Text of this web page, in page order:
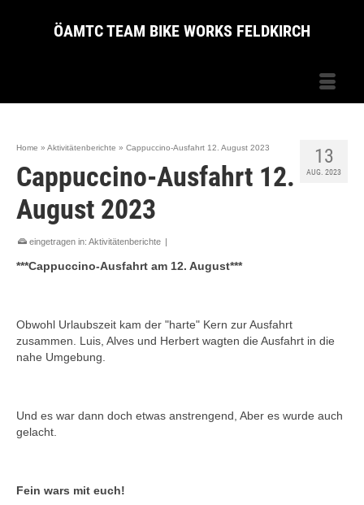
ÖAMTC TEAM BIKE WORKS FELDKIRCH
13
AUG. 2023
Home » Aktivitätenberichte » Cappuccino-Ausfahrt 12. August 2023
Cappuccino-Ausfahrt 12.
August 2023
eingetragen in: Aktivitätenberichte |
***Cappuccino-Ausfahrt am 12. August***
Obwohl Urlaubszeit kam der "harte" Kern zur Ausfahrt
zusammen. Luis, Alves und Herbert wagten die Ausfahrt in die
nahe Umgebung.
Und es war dann doch etwas anstrengend, Aber es wurde auch
gelacht.
Fein wars mit euch!